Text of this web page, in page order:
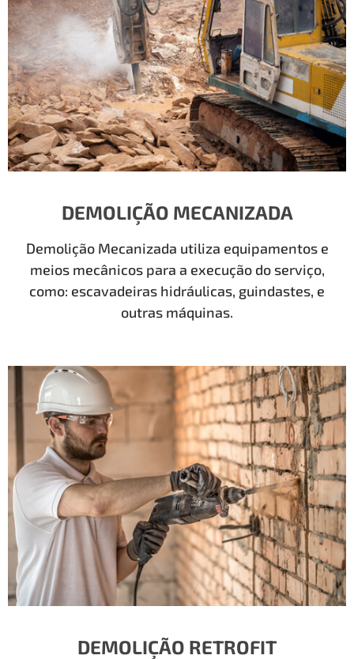
DEMOLIÇÃO MECANIZADA
Demolição Mecanizada utiliza equipamentos e
meios mecânicos para a execução do serviço,
como: escavadeiras hidráulicas, guindastes, e
outras máquinas.
DEMOLIÇÃO RETROFIT